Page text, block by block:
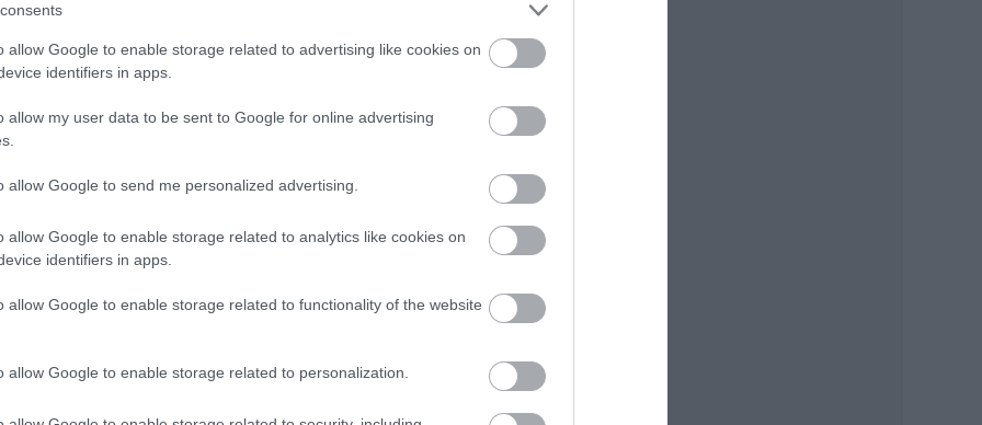
allow Google to enable storage related to advertising like cookies on
identifiers in apps.
allow my user data to be sent to Google for online advertising
allow Google to send me personalized advertising.
allow Google to enable storage related to analytics like cookies on
identifiers in apps.
allow Google to enable storage related to functionality of the website
allow Google to enable storage related to personalization.
átvitték a West Endre és a Broadwayre, és
végigturnézták Angliát, Európát és Észak-Amerikát.
az a holnap színházának lelke.
Schad vezetésével, elfoglalva egy elhagyatott szobát az
Kentish Town-ban. Elsô évünkben tizenkét új darabot
a hozzánk csatlakozó emberek ihletô erejének volt
1997-ben a Red Room átvitte a The Censor-t a Royal Court
Díját és a Time Out Live díját, mint Legjobb Fringe Darab.
és nagy kritikai sikert arató Öltés volt, melyet a Traverse és